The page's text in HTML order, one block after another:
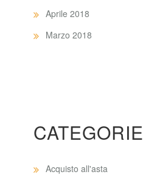
Aprile 2018
Marzo 2018
CATEGORIE
Acquisto all'asta